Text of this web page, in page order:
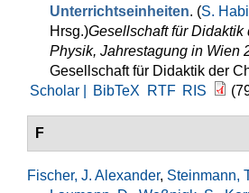
Unterrichtseinheiten. (S.
Hrsg.)Gesellschaft für Didaktik
Physik, Jahrestagung in Wien
Gesellschaft für Didaktik der
Scholar |
BibTeX RTF RIS
F
Fischer, J. Alexander, Steinmann,